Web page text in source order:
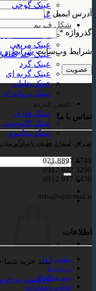
عینک گوچی
عینک پلیس
شکل فـریم
عینک مربعی
عینک چند
عینک گرد
عینک گربه ای
عینک خلبانی
عینک پروانه ای
عینک فلزی
عینک کائوچویی
عینک تیتانیوم
لـنز ( طبی – رنگی )
جستجو
برای:
سبد خرید شما
بازگشت به
آدرس ایمیل *الزامی
گذرواژه *الزامی
شرایط وب‌سایتشرایط و
عضویت
تماس با ما
تهـران، میدان جهـاد، پاساژ پرنیـان، پلاکـ ۲۰، طبقه منفی
8749 8897 021
3290 622 0912
6438 917 0912
info@opticmal.ir
اطلاعات
تماس با ما
درباره ما
ثبت شکایات
قوانین و مقررات